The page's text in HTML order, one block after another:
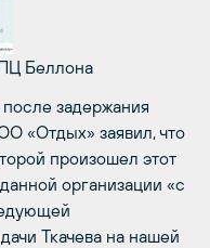
Беллона
задержания
«Отдых» заявил, что
произошел этот
организации «с
Ткачева на нашей